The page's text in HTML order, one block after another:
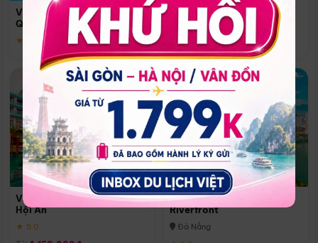
Vinpearl Resort & Spa Phu
Quoc
★ 5.0
Quoc
Phú Quốc
★ 5.0
Vinpearl Resort & Golf Nam
Hội An
★ 5.0
Melia Vinpearl Danang
Riverfront
Đà Nẵng